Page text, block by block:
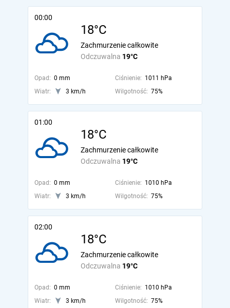
00:00
18°C
Odczuwalna 19°C
Zachmurzenie całkowite
Opad: 0 mm Ciśnienie: 1011 hPa
Wiatr:
3 km/h Wilgotność: 75%
01:00
18°C
Odczuwalna 19°C
Zachmurzenie całkowite
Opad: 0 mm Ciśnienie: 1010 hPa
Wiatr:
3 km/h Wilgotność: 75%
02:00
18°C
Odczuwalna 19°C
Zachmurzenie całkowite
Opad: 0 mm Ciśnienie: 1010 hPa
Wiatr:
3 km/h Wilgotność: 75%